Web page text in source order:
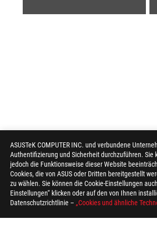
ASUSTeK COMPUTER INC. und verbundene
Authentifizierung und Sicherheit durchzuführen. Sie
jedoch die Funktionsweise dieser Website
Cookies, die von ASUS oder Dritten bereitgestellt
zu wählen. Sie können die Cookie-Einstellungen
Einstellungen“ klicken oder auf den von Ihnen
Datenschutzrichtlinie – „Cookies und ähnliche
ASUS
Footer
> GAMING MAINBOARDS >